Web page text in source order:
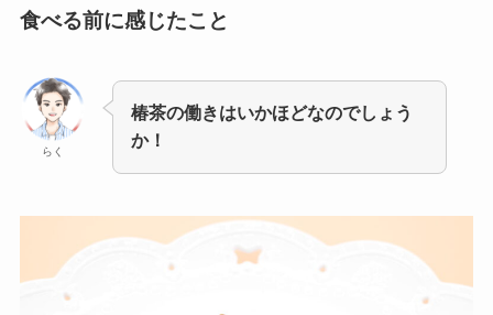
食べる前に感じたこと
らく
椿茶の働きはいかほどなのでしょう
か！